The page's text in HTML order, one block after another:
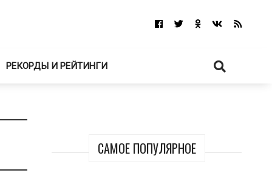
РЕКОРДЫ И РЕЙТИНГИ
САМОЕ ПОПУЛЯРНОЕ